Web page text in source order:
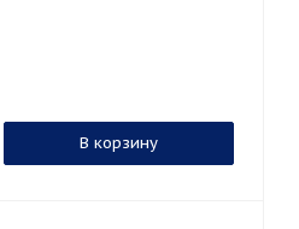
В корзину